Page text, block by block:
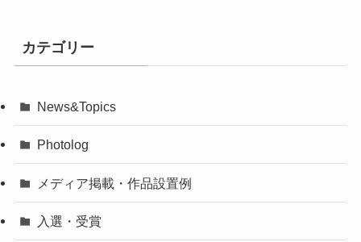
カテゴリー
News&Topics
Photolog
メディア掲載・作品設置例
入選・受賞